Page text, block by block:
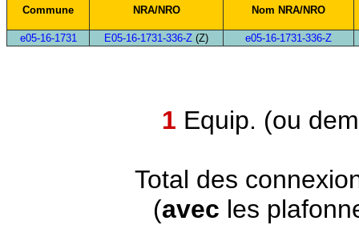
Commune NRA/NRO Nom NRA/NRO
e05-16-1731 E05-16-1731-336-Z (Z) e05-16-1731-336-Z
1 Equip. (ou
Total des
(avec les